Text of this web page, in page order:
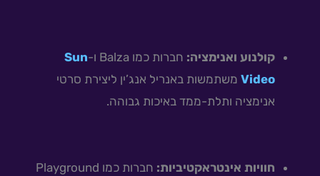
קולנוע ואנימציה: חברות כמו Balza ו-
Sun
Video משתמשות באנריל אנג’ין ליצירת סרטי
אנימציה ותלת-ממד באיכות גבוהה.
חוויות אינטראקטיביות:
חברות כמו Playground